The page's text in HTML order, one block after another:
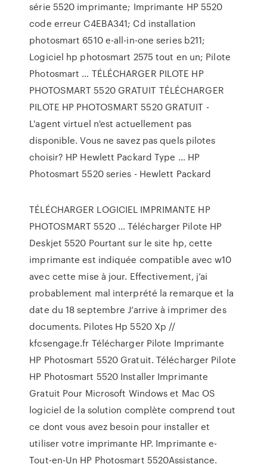
série 5520 imprimante; Imprimante HP 5520
code erreur C4EBA341; Cd installation
photosmart 6510 e-all-in-one series b211;
Logiciel hp photosmart 2575 tout en un; Pilote
Photosmart … TÉLÉCHARGER PILOTE HP
PHOTOSMART 5520 GRATUIT TÉLÉCHARGER
PILOTE HP PHOTOSMART 5520 GRATUIT -
L'agent virtuel n'est actuellement pas
disponible. Vous ne savez pas quels pilotes
choisir? HP Hewlett Packard Type … HP
Photosmart 5520 series - Hewlett Packard
TÉLÉCHARGER LOGICIEL IMPRIMANTE HP
PHOTOSMART 5520 … Télécharger Pilote HP
Deskjet 5520 Pourtant sur le site hp, cette
imprimante est indiquée compatible avec w10
avec cette mise à jour. Effectivement, j’ai
probablement mal interprété la remarque et la
date du 18 septembre J’arrive à imprimer des
documents. Pilotes Hp 5520 Xp //
kfcsengage.fr Télécharger Pilote Imprimante
HP Photosmart 5520 Gratuit. Télécharger Pilote
HP Photosmart 5520 Installer Imprimante
Gratuit Pour Microsoft Windows et Mac OS
logiciel de la solution complète comprend tout
ce dont vous avez besoin pour installer et
utiliser votre imprimante HP. Imprimante e-
Tout-en-Un HP Photosmart 5520Assistance.